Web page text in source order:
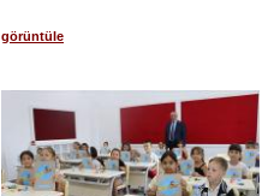
görüntüle